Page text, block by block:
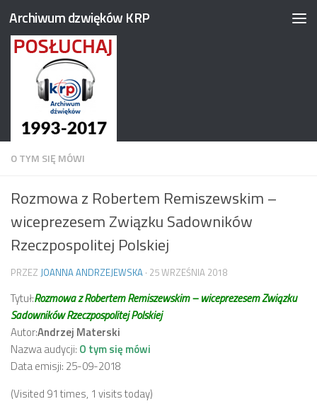
Przejdź do treści
Archiwum dzwięków KRP
O TYM SIĘ MÓWI
Rozmowa z Robertem Remiszewskim –
wiceprezesem Związku Sadowników
Rzeczpospolitej Polskiej
PRZEZ JOANNA ANDRZEJEWSKA · 25 WRZEŚNIA 2018
Tytuł:Rozmowa z Robertem Remiszewskim – wiceprezesem Związku
Sadowników Rzeczpospolitej Polskiej
Autor:Andrzej Materski
Nazwa audycji: O tym się mówi
Data emisji: 25-09-2018
(Visited 91 times, 1 visits today)